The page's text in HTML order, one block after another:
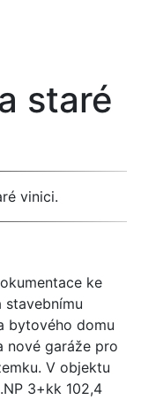
staré
vinici.
ke
stavebnímu
bytového domu
nové garáže pro
V objektu
3+kk 102,4